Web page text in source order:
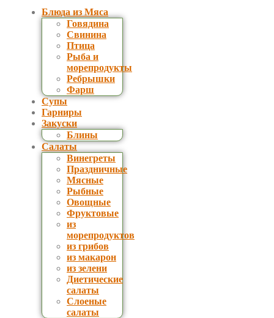
Блюда из Мяса
Говядина
Свинина
Птица
Рыба и
морепродукты
Ребрышки
Фарш
Супы
Гарниры
Закуски
Блины
Салаты
Винегреты
Праздничные
Мясные
Рыбные
Овощные
Фруктовые
из
морепродуктов
из грибов
из макарон
из зелени
Диетические
салаты
Слоеные
салаты